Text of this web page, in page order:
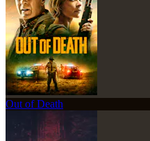
Out of Death